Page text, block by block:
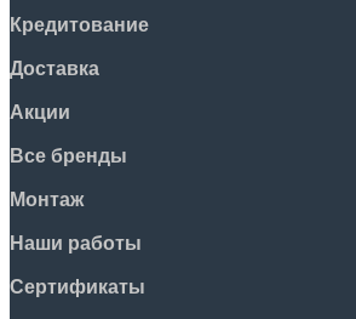
Кредитование
Доставка
Акции
Все бренды
Монтаж
Наши работы
Сертификаты